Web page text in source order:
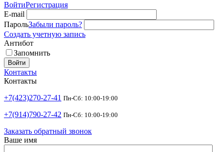
ВойтиРегистрация
E-mail
ПарольЗабыли пароль?
Создать учетную запись
Антибот
Запомнить
Войти
Контакты
Контакты
+7(423)270-27-41 Пн-Сб: 10:00-19:00
+7(914)790-27-42 Пн-Сб: 10:00-19:00
Заказать обратный звонок
Ваше имя